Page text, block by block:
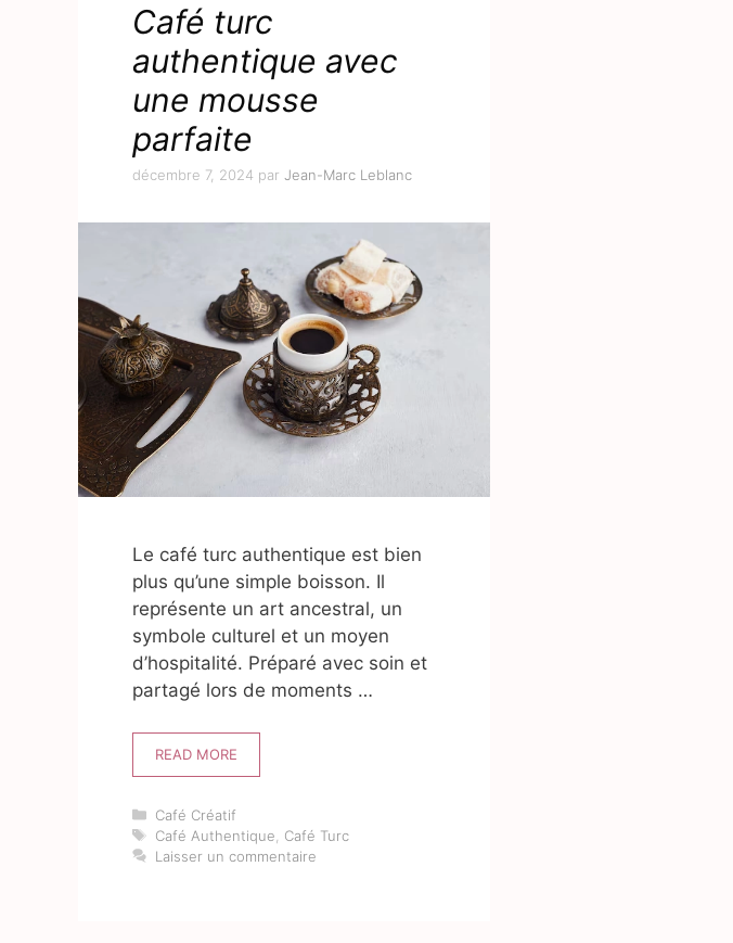
Café turc
authentique avec
une mousse
parfaite
décembre 7, 2024 par Jean-Marc Leblanc
Le café turc authentique est bien
plus qu’une simple boisson. Il
représente un art ancestral, un
symbole culturel et un moyen
d’hospitalité. Préparé avec soin et
partagé lors de moments …
READ MORE
Catégories
Café Créatif
Étiquettes
Café Authentique
Café Turc
Laisser un commentaire